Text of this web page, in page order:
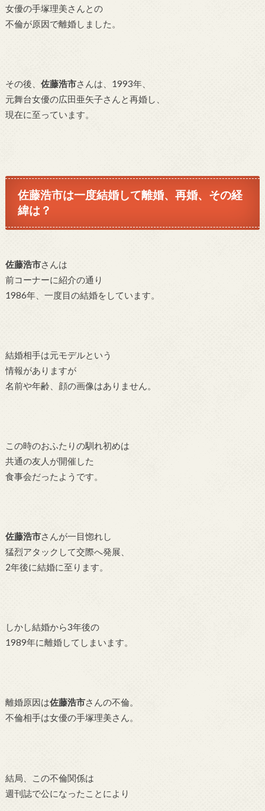
女優の手塚理美さんとの
不倫が原因で離婚しました。
その後、 佐藤浩市さんは、1993年、
元舞台女優の広田亜矢子さんと再婚し、
現在に至っています。
佐藤浩市は一度結婚して離婚、再婚、その経
緯は？
佐藤浩市さんは
前コーナーに紹介の通り
1986年、一度目の結婚をしています。
結婚相手は元モデルという
情報がありますが
名前や年齢、顔の画像はありません。
この時のおふたりの馴れ初めは
共通の友人が開催した
食事会だったようです。
佐藤浩市さんが一目惚れし
猛烈アタックして交際へ発展、
2年後に結婚に至ります。
しかし結婚から3年後の
1989年に離婚してしまいます。
離婚原因は佐藤浩市さんの不倫。
不倫相手は女優の手塚理美さん。
結局、この不倫関係は
週刊誌で公になったことにより